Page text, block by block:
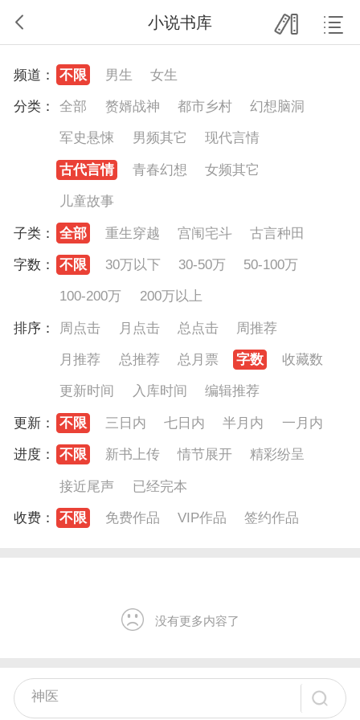
小说书库
频道： 不限 男生
女生
分类：
全部 赘婿战神 都市乡村
幻想脑洞
军史悬悚
男频其它
现代言情
古代言情
青春幻想
女频其它
儿童故事
子类：
全部 重生穿越 宫闱宅斗
古言种田
字数：
不限 30万以下 30-50万
50-100万
100-200万
200万以上
排序：
周点击 月点击 总点击
周推荐
月推荐
总推荐 总月票 字数
收藏数
更新时间
入库时间
编辑推荐
更新：
不限 三日内 七日内 半月内
一月内
进度：
不限 新书上传 情节展开
精彩纷呈
接近尾声
已经完本
收费：
不限 免费作品 VIP作品 签约作品
没有更多内容了